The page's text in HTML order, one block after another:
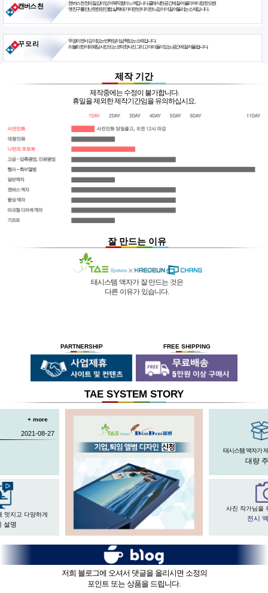
캔버스 천
캔버스천 천의 질감이 있어 묵직함이 느껴집니다. 클래식한 공간에 잘 어울리며 다정한 오랜
옛친구를 만난듯한 편안함. 살짝 때가 타면 빈티지한 느낌이 더 잘 어울리는 소재입니다.
꾸 모 리
무광이면서 깊이있는 반짝임이 삶짝있는 소재입니다.
러블리한 야외웨딩사진 또는 코믹한사진 그리고 아이들이 있는 공간에 잘 어울립니다.
제작 기간
제작중에는 수정이 불가합니다.
휴일을 제외한 제작기간임을 유의하십시요.
잘 만드는 이유
태시스템 액자가 잘 만드는 것은
다른 이유가 있습니다.
30년의 역사를 갖고 있는 회사입니다.
절대적인 제품을 만들기 위해
전 직원이 노력하고 있습니다.
세계 각국에 기계수출은 물론 기술지원을
하고 있습니다.
세계 최초로 개발하고
안전과 효과 효율을 인정받아
획득 하였습니다.
PARTNERSHIP FREE SHIPPING
TAE SYSTEM STORY
+ more
2021-08-27
태시스템 액자가
대량
멋지고 다양하게
설명
사진 작가님을
전시
저희 블로그에 오셔서 댓글을 올리시면 소정의
포인트 또는 상품을 드립니다.